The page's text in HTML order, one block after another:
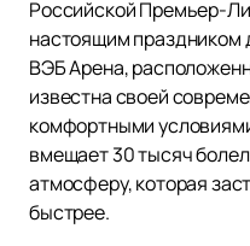
Российской Премьер-
настоящим праздником
ВЭБ Арена,
известна своей
комфортными
вмещает 30 тысяч
атмосферу, которая
быстрее.